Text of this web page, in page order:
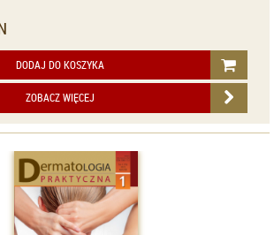
DODAJ DO KOSZYKA
ZOBACZ WIĘCEJ